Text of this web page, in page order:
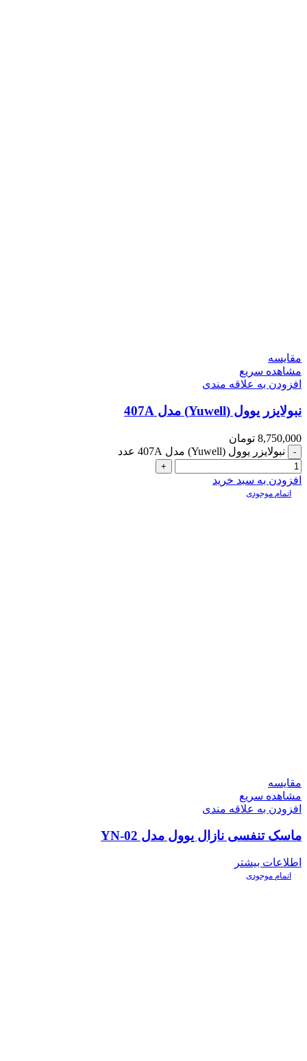
مقایسه
مشاهده سریع
افزودن به علاقه مندی
نبولایزر یوول (Yuwell) مدل 407A
8,750,000 تومان
نبولایزر یوول (Yuwell) مدل 407A عدد
افزودن به سبد خرید
اتمام موجودی
مقایسه
مشاهده سریع
افزودن به علاقه مندی
ماسک تنفسی نازال یوول مدل YN-02
اطلاعات بیشتر
اتمام موجودی